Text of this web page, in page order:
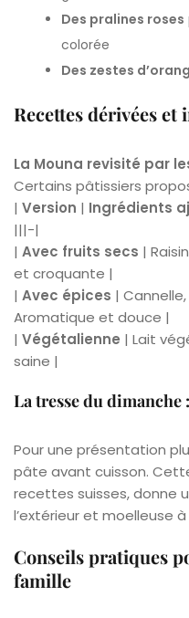
Des pralines roses
colorée
Des zestes
Recettes dérivées
La Mouna revisité par
Certains pâtissiers
| Version | Ingrédients
|||-|
| Avec fruits secs |
et croquante |
| Avec épices |
Aromatique et douce |
| Végétalienne | Lait
saine |
La tresse du
Pour une présentation
pâte avant cuisson.
recettes suisses, donne
l’extérieur et moelleuse à
Conseils pratiques
famille